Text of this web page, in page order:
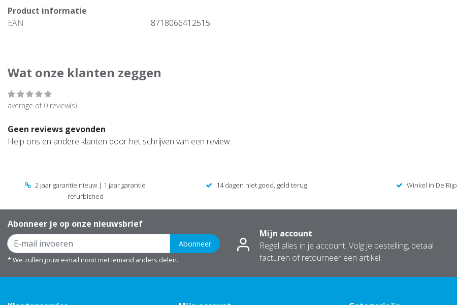
Product informatie
EAN
8718066412515
Wat onze klanten zeggen
average of 0 review(s)
Geen reviews gevonden
Help ons en andere klanten door het schrijven van een review
2 jaar garantie nieuw | 1 jaar garantie
refurbished
14 dagen niet goed, geld terug Winkel in De Rijp
Abonneer je op onze nieuwsbrief
Abonneer
* We zullen jouw e-mail nooit met iemand anders delen.
Mijn account
Regel alles in je account. Volg je bestelling, betaal
facturen of retourneer een artikel.